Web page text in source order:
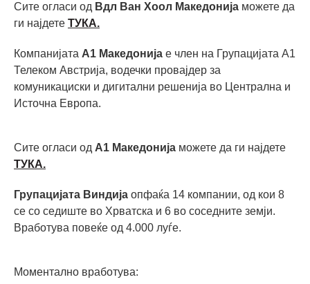
Сите огласи од Вдл Ван Хоол Македонија можете да
ги најдете ТУКА.
Компанијата А1 Македонија е член на Групацијата А1
Телеком Австрија, водечки провајдер за
комуникациски и дигитални решенија во Централна и
Источна Европа.
Сите огласи од А1 Македонија можете да ги најдете
ТУКА.
Групацијата Виндија опфаќа 14 компании, од кои 8
се со седиште во Хрватска и 6 во соседните земји.
Вработува повеќе од 4.000 луѓе.
Моментално вработува: